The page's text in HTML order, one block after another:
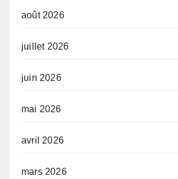
août 2026
juillet 2026
juin 2026
mai 2026
avril 2026
mars 2026